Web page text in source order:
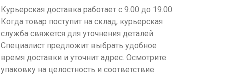
Курьерская доставка работает с 9.00 до 19.00.
Когда товар поступит на склад, курьерская
служба свяжется для уточнения деталей.
Специалист предложит выбрать удобное
время доставки и уточнит адрес. Осмотрите
упаковку на целостность и соответствие